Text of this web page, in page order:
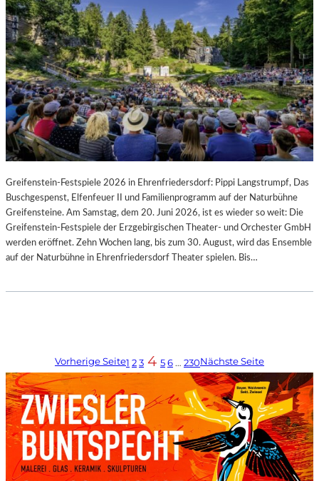
Greifenstein-Festspiele 2026 in Ehrenfriedersdorf: Pippi Langstrumpf, Das
Buschgespenst, Elfenfeuer II und Familienprogramm auf der Naturbühne
Greifensteine. Am Samstag, dem 20. Juni 2026, ist es wieder so weit: Die
Greifenstein-Festspiele der Erzgebirgischen Theater- und Orchester GmbH
werden eröffnet. Zehn Wochen lang, bis zum 30. August, wird das Ensemble
auf der Naturbühne in Ehrenfriedersdorf Theater spielen. Bis…
Vorherige Seite1 23 4 56… 230Nächste Seite